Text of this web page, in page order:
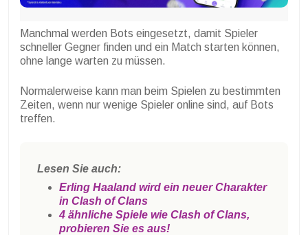
Manchmal werden Bots eingesetzt, damit Spieler
schneller Gegner finden und ein Match starten können,
ohne lange warten zu müssen.
Normalerweise kann man beim Spielen zu bestimmten
Zeiten, wenn nur wenige Spieler online sind, auf Bots
treffen.
Lesen Sie auch:
Erling Haaland wird ein neuer Charakter
in Clash of Clans
4 ähnliche Spiele wie Clash of Clans,
probieren Sie es aus!